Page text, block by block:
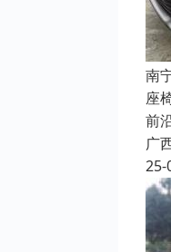
南
座
前
广
25-